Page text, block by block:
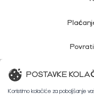
POSTAVKE
Koristimo kolačiće za poboljšanje